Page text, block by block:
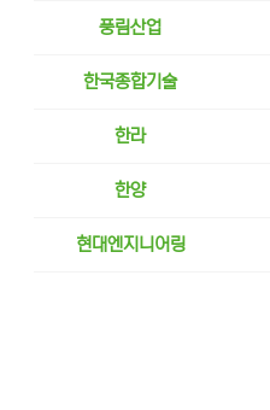
풍림산업
한국종합기술
한라
한양
현대엔지니어링